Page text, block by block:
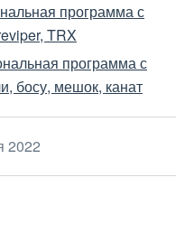
программа с
TRX
программа с
босу, мешок, канат
2022